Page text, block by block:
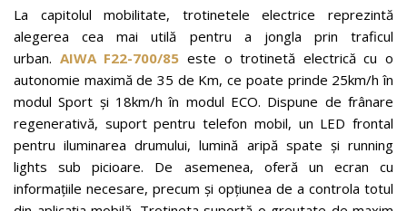
La capitolul mobilitate, trotinetele electrice reprezintă
alegerea cea mai utilă pentru a jongla prin traficul
urban. AIWA F22-700/85 este o trotinetă electrică cu o
autonomie maximă de 35 de Km, ce poate prinde 25km/h în
modul Sport și 18km/h în modul ECO. Dispune de frânare
regenerativă, suport pentru telefon mobil, un LED frontal
pentru iluminarea drumului, lumină aripă spate şi running
lights sub picioare. De asemenea, oferă un ecran cu
informațiile necesare, precum şi opţiunea de a controla totul